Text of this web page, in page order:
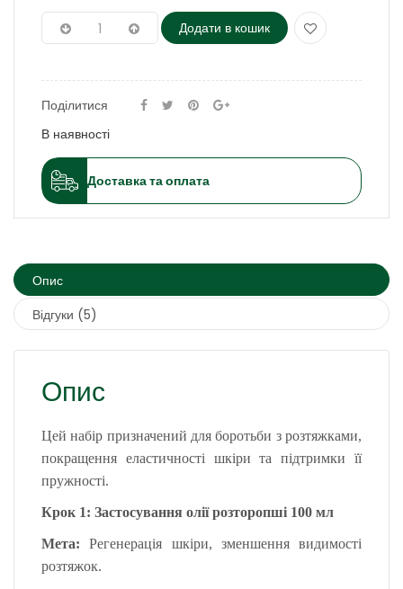
Додати в кошик
Поділитися
В наявності
Доставка та оплата
Опис
Відгуки (5)
Опис
Цей набір призначений для боротьби з розтяжками,
покращення еластичності шкіри та підтримки її
пружності.
Крок 1: Застосування олії розторопші 100 мл
Мета: Регенерація шкіри, зменшення видимості
розтяжок.